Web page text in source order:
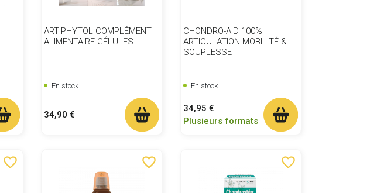
ARTIPHYTOL COMPLÉMENT
ALIMENTAIRE GÉLULES
En stock
Prix
34,90 €
CHONDRO-AID 100%
ARTICULATION MOBILITÉ &
SOUPLESSE
En stock
Prix
34,95 €
Plusieurs formats
favorite_border favorite_border favorite_border